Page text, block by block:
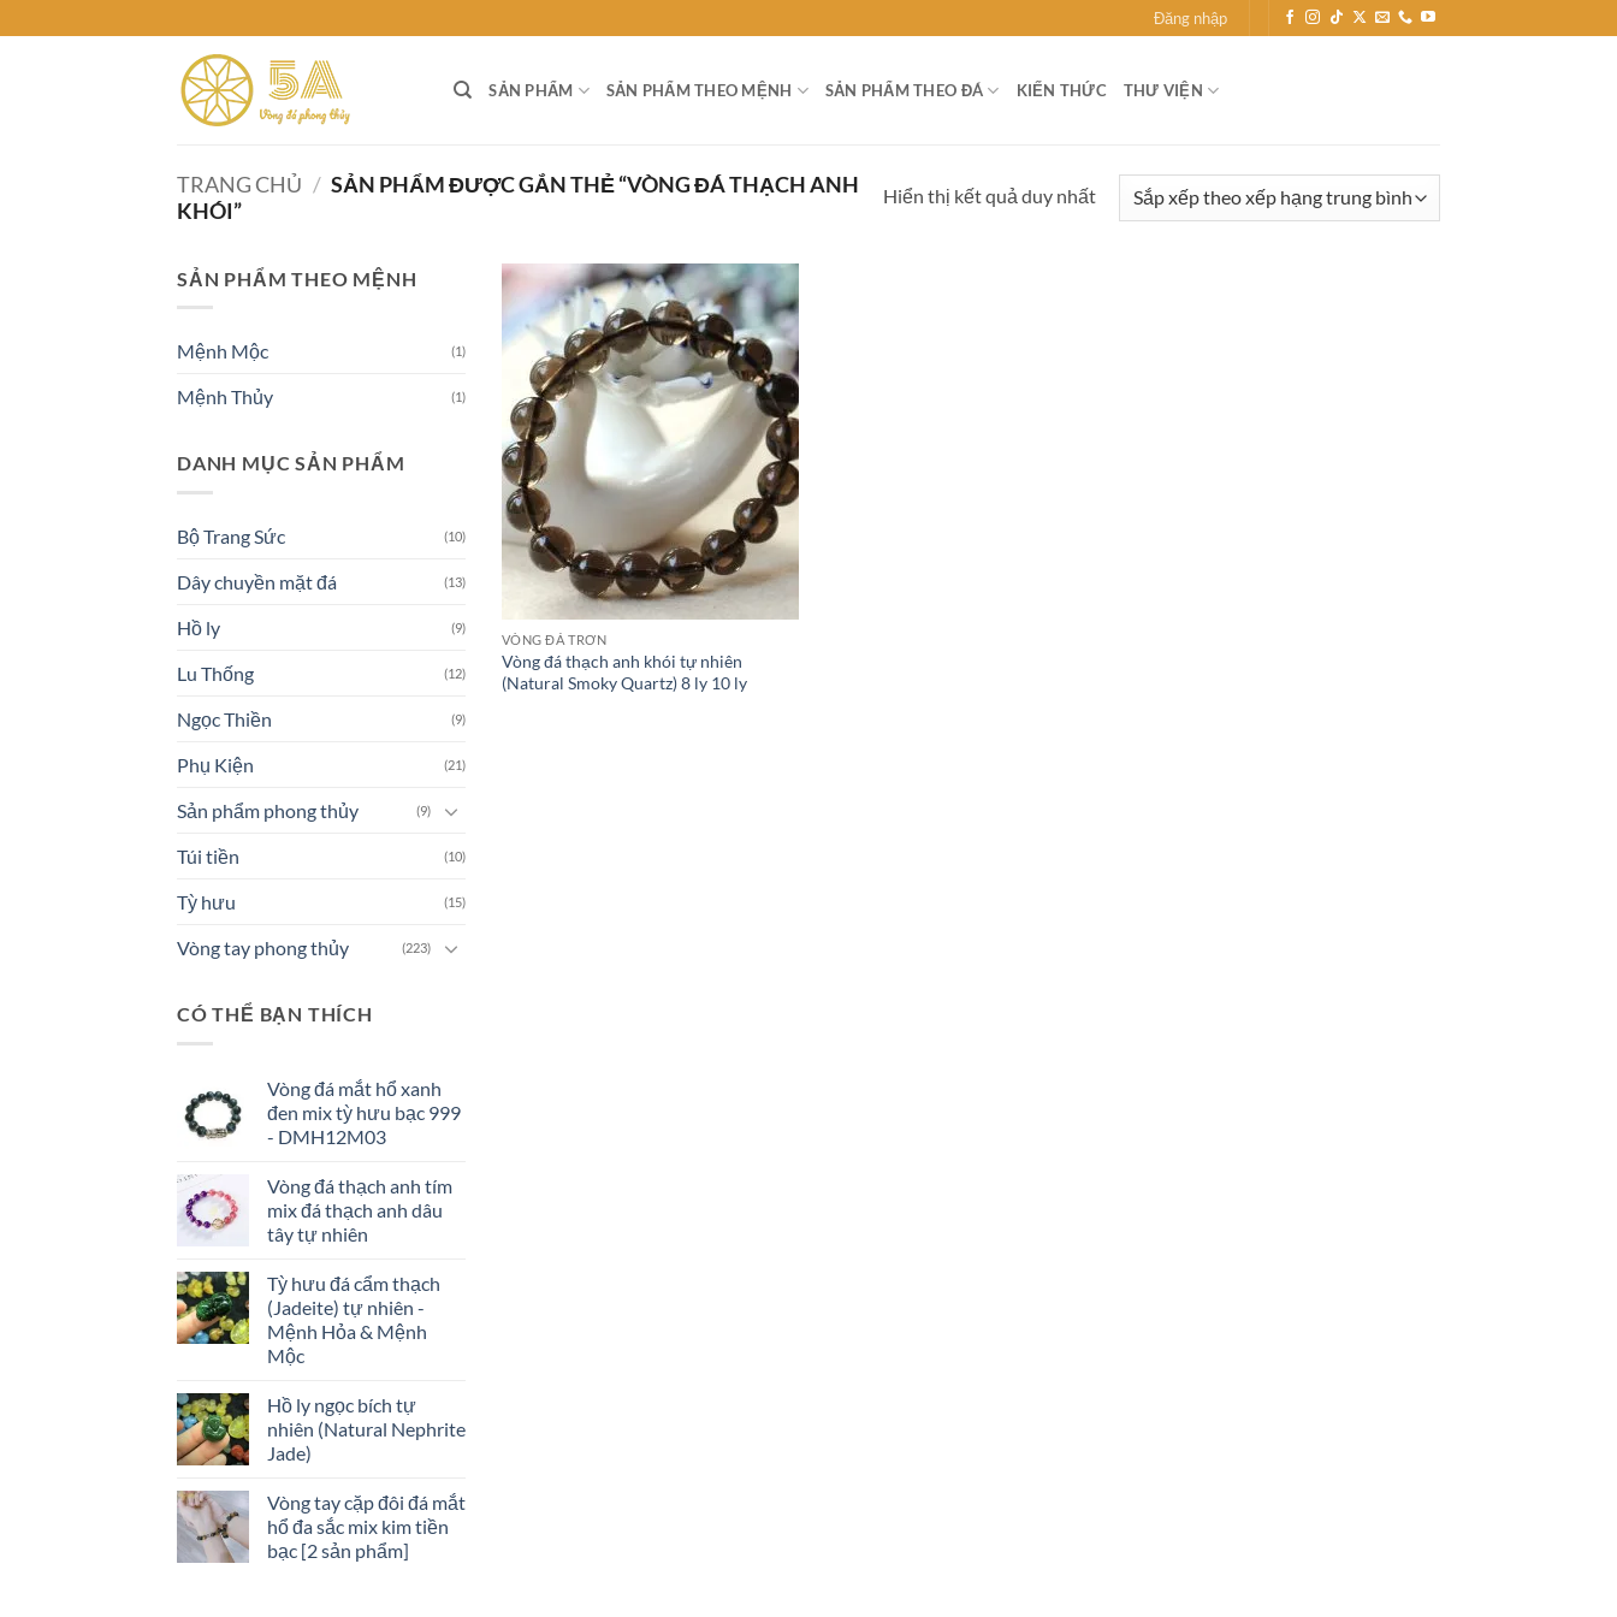
to
Đăng nhập
SẢN PHẨM SẢN PHẨM THEO MỆNH SẢN PHẨM THEO ĐÁ KIẾN THỨC THƯ VIỆN
TRANG CHỦ / SẢN PHẨM ĐƯỢC GẮN THẺ “VÒNG ĐÁ THẠCH ANH
KHÓI”
Hiển thị kết quả duy nhất
SẢN PHẨM THEO MỆNH
Mệnh Mộc (1)
Mệnh Thủy (1)
DANH MỤC SẢN PHẨM
Bộ Trang Sức (10)
Dây chuyền mặt đá (13)
Hồ ly (9)
Lu Thống (12)
Ngọc Thiền (9)
Phụ Kiện (21)
Sản phẩm phong thủy (9)
Túi tiền (10)
Tỳ hưu (15)
Vòng tay phong thủy (223)
CÓ THỂ BẠN THÍCH
Vòng đá mắt hổ xanh
đen mix tỳ hưu bạc 999
- DMH12M03
Vòng đá thạch anh tím
mix đá thạch anh dâu
tây tự nhiên
Tỳ hưu đá cẩm thạch
(Jadeite) tự nhiên -
Mệnh Hỏa & Mệnh
Mộc
Hồ ly ngọc bích tự
nhiên (Natural Nephrite
Jade)
Vòng tay cặp đôi đá mắt
hổ đa sắc mix kim tiền
bạc [2 sản phẩm]
VÒNG ĐÁ TRƠN
Vòng đá thạch anh khói tự nhiên
(Natural Smoky Quartz) 8 ly 10 ly